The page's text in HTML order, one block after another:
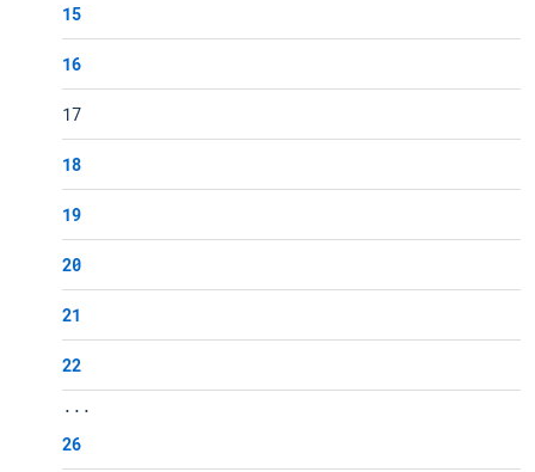
15
16
17
18
19
20
21
22
...
26